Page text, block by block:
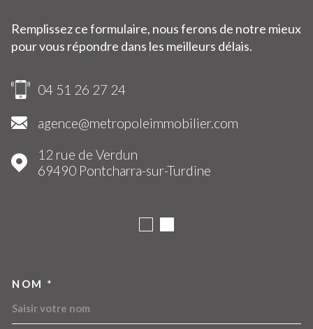
Remplissez ce formulaire, nous ferons de notre mieux
pour vous répondre dans les meilleurs délais.
04 51 26 27 24
agence@metropoleimmobilier.com
12 rue de Verdun
69490
Pontcharra-sur-Turdine
NOM *